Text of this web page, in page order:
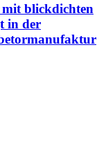
mit blickdichten
in der